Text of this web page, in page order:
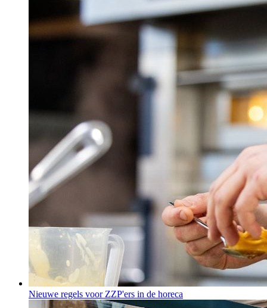
Nieuwe regels voor ZZP'ers in de horeca